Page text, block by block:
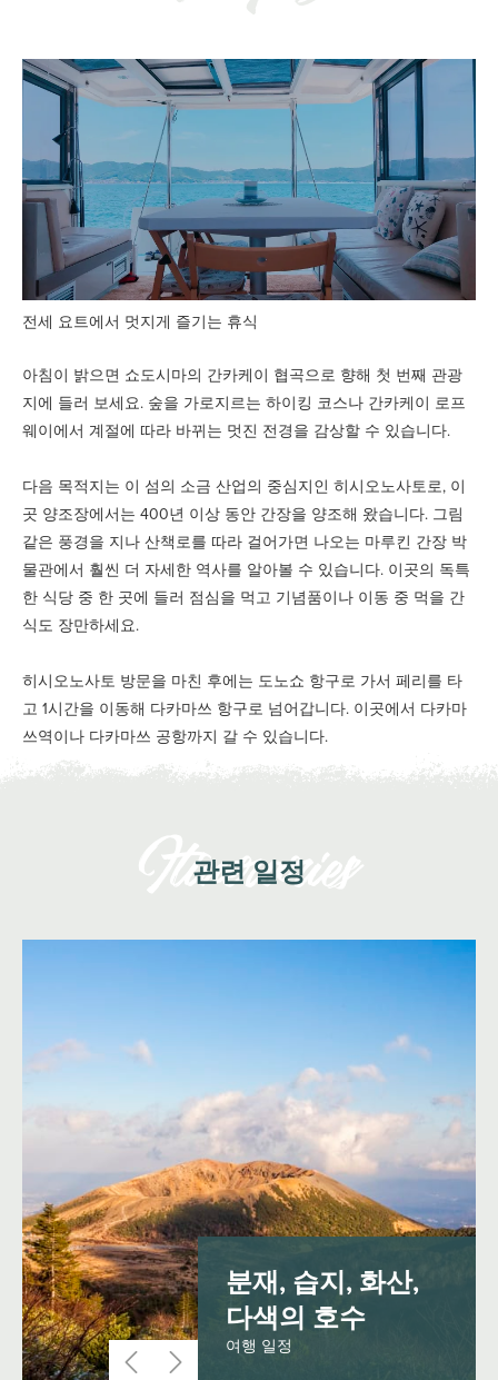
전세 요트에서 멋지게 즐기는 휴식
아침이 밝으면 쇼도시마의 간카케이 협곡으로 향해 첫 번째 관광
지에 들러 보세요. 숲을 가로지르는 하이킹 코스나 간카케이 로프
웨이에서 계절에 따라 바뀌는 멋진 전경을 감상할 수 있습니다.
다음 목적지는 이 섬의 소금 산업의 중심지인 히시오노사토로, 이
곳 양조장에서는 400년 이상 동안 간장을 양조해 왔습니다. 그림
같은 풍경을 지나 산책로를 따라 걸어가면 나오는 마루킨 간장 박
물관에서 훨씬 더 자세한 역사를 알아볼 수 있습니다. 이곳의 독특
한 식당 중 한 곳에 들러 점심을 먹고 기념품이나 이동 중 먹을 간
식도 장만하세요.
히시오노사토 방문을 마친 후에는 도노쇼 항구로 가서 페리를 타
고 1시간을 이동해 다카마쓰 항구로 넘어갑니다. 이곳에서 다카마
쓰역이나 다카마쓰 공항까지 갈 수 있습니다.
관련 일정
분재, 습지, 화산,
다색의 호수
여행 일정